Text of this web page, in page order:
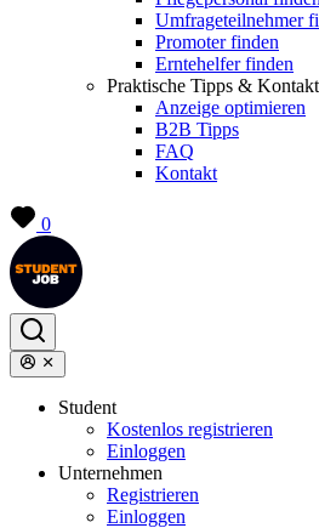
Umfrageteilnehmer
Promoter finden
Erntehelfer finden
Praktische Tipps & Kontakt
Anzeige optimieren
B2B Tipps
FAQ
Kontakt
0
Student
Kostenlos registrieren
Einloggen
Unternehmen
Registrieren
Einloggen